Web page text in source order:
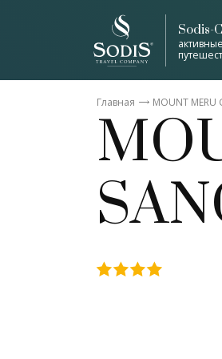
Sodis-
активные
Главная MOUNT MERU
Список